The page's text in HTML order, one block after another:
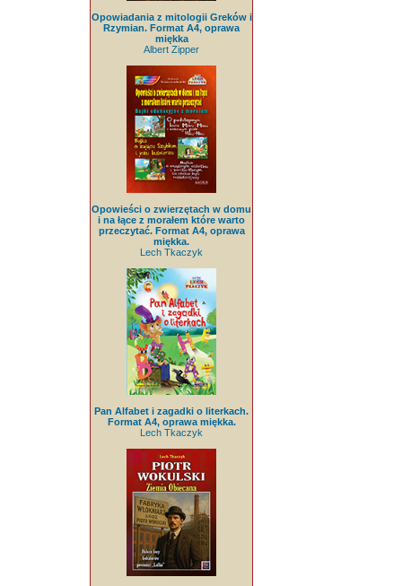
Opowiadania z mitologii Greków i
Rzymian. Format A4, oprawa
miękka
Albert Zipper
Opowieści o zwierzętach w domu
i na łące z morałem które warto
przeczytać. Format A4, oprawa
miękka.
Lech Tkaczyk
Pan Alfabet i zagadki o literkach.
Format A4, oprawa miękka.
Lech Tkaczyk